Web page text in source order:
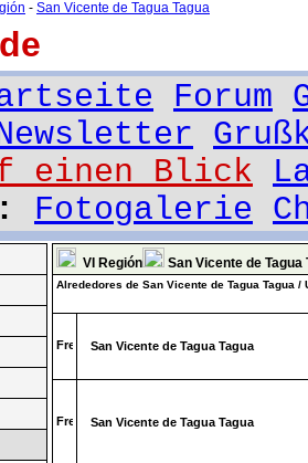
Forum
einen Blick
Fotogalerie
- San Vicente de Tagua Tagua
VI Región San Vicente de Tagua
Alrededores de San Vicente de Tagua Tagua /
San Vicente de Tagua Tagua
San Vicente de Tagua Tagua